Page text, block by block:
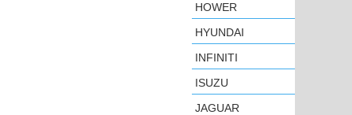
HOWER
HYUNDAI
INFINITI
ISUZU
JAGUAR